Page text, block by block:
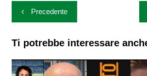
Navigazione
articoli
Precedente
Ti potrebbe interessare